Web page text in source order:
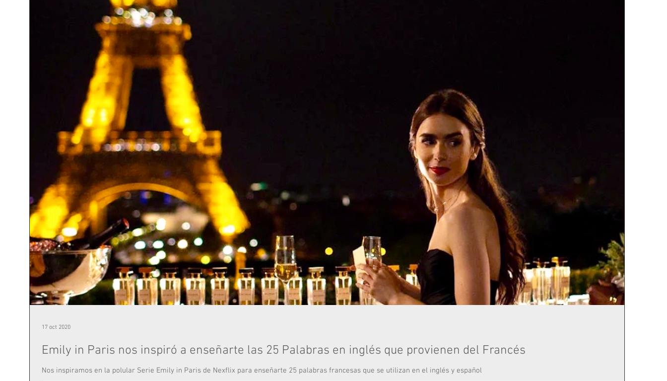
Emily in Paris nos inspiró a enseñarte las 25 Palabras en inglés que provienen del Francés
Nos inspiramos en la polular Serie Emily in Paris de Nexflix para enseñarte 25 palabras francesas que se utilizan en el inglés y español
17 oct 2020